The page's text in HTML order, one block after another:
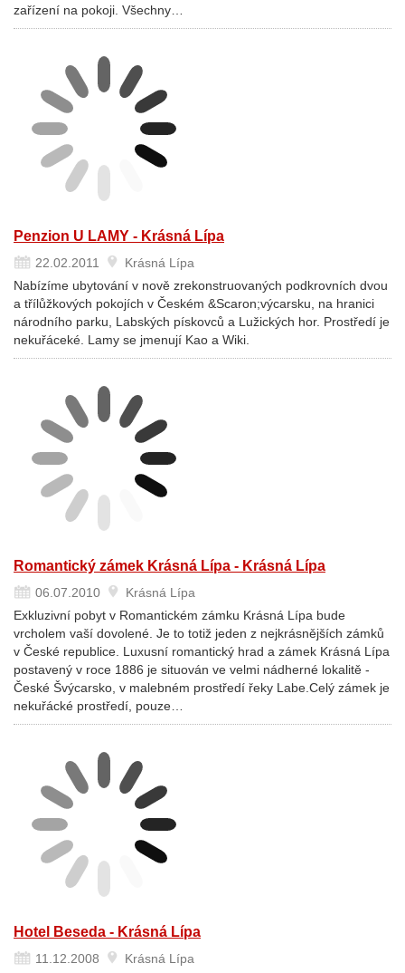
zařízení na pokoji. Všechny…
Penzion U LAMY - Krásná Lípa
22.02.2011
Krásná Lípa
Nabízíme ubytování v nově zrekonstruovaných podkrovních dvou
a třílůžkových pokojích v Českém &Scaron;výcarsku, na hranici
národního parku, Labských pískovců a Lužických hor. Prostředí je
nekuřáceké. Lamy se jmenují Kao a Wiki.
Romantický zámek Krásná Lípa - Krásná Lípa
06.07.2010
Krásná Lípa
Exkluzivní pobyt v Romantickém zámku Krásná Lípa bude
vrcholem vaší dovolené. Je to totiž jeden z nejkrásnějších zámků
v České republice. Luxusní romantický hrad a zámek Krásná Lípa
postavený v roce 1886 je situován ve velmi nádherné lokalitě -
České Švýcarsko, v malebném prostředí řeky Labe.Celý zámek je
nekuřácké prostředí, pouze…
Hotel Beseda - Krásná Lípa
11.12.2008
Krásná Lípa